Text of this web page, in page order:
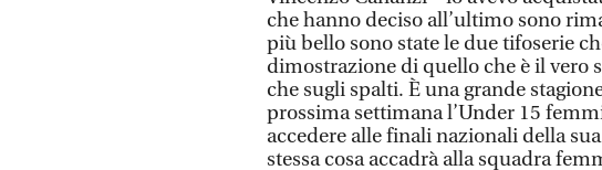
che hanno deciso all’ultimo sono
più bello sono state le due tifoserie
dimostrazione di quello che è il vero
che sugli spalti. È una grande
prossima settimana l’Under 15
accedere alle finali nazionali della
stessa cosa accadrà alla squadra